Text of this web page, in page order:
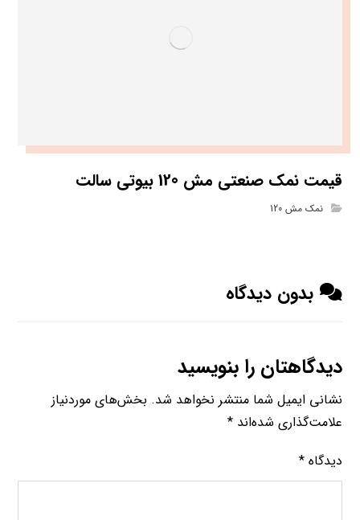
قیمت نمک صنعتی مش 120 بیوتی سالت
نمک مش 120
بدون دیدگاه
دیدگاهتان را بنویسید
نشانی ایمیل شما منتشر نخواهد شد. بخش‌های موردنیاز
علامت‌گذاری شده‌اند*
دیدگاه*